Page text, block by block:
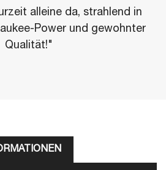
alleine da, strahlend in
Power und gewohnter
Qualität!"